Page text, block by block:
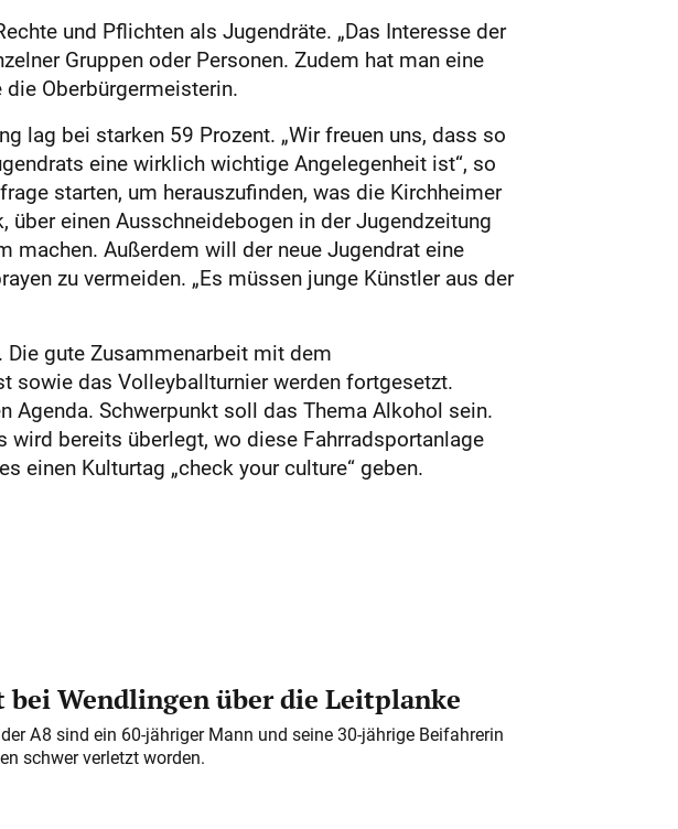
und Pflichten als Jugendräte. „Das Interesse der
Gruppen oder Personen. Zudem hat man eine
Oberbürgermeisterin.
lag bei starken 59 Prozent. „Wir freuen uns, dass so
eine wirklich wichtige Angelegenheit ist“, so
starten, um herauszufinden, was die Kirchheimer
einen Ausschneidebogen in der Jugendzeitung
machen. Außerdem will der neue Jugendrat eine
zu vermeiden. „Es müssen junge Künstler aus der
gute Zusammenarbeit mit dem
sowie das Volleyballturnier werden fortgesetzt.
Agenda. Schwerpunkt soll das Thema Alkohol sein.
wird bereits überlegt, wo diese Fahrradsportanlage
einen Kulturtag „check your culture“ geben.
bei Wendlingen über die Leitplanke
A 8 sind ein 60-jähriger Mann und seine 30-jährige Beifahrerin
schwer verletzt worden.